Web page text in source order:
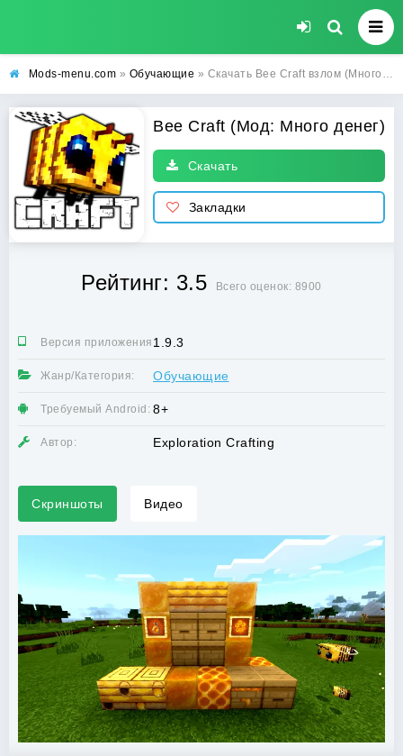
Mods-menu.com » Обучающие » Скачать Bee Craft взлом (Много денег) на Android
Bee Craft (Мод: Много денег)
Скачать
Закладки
Рейтинг: 3.5 Всего оценок: 8900
Версия приложения:1.9.3
Жанр/Категория: Обучающие
Требуемый Android: 8+
Автор: Exploration Crafting
Скриншоты Видео